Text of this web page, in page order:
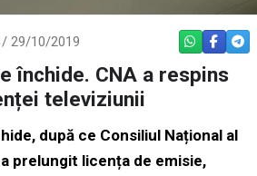
/ 29/10/2019 WHATSAPP
închide. CNA a respins
televiziunii
după ce Consiliul Național al
prelungit licența de emisie,